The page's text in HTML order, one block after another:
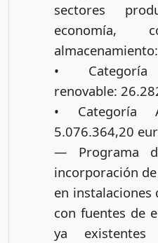
sectores
almacenamiento:
• Categoría
renovable:
• Categoría
5.076.364,20
— Programa
incorporación
en instalaciones
con fuentes de
ya